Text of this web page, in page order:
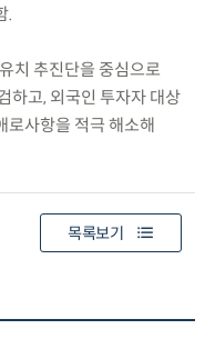
.
치 추진단을 중심으로
하고, 외국인 투자자 대상
로사항을 적극 해소해
목록보기